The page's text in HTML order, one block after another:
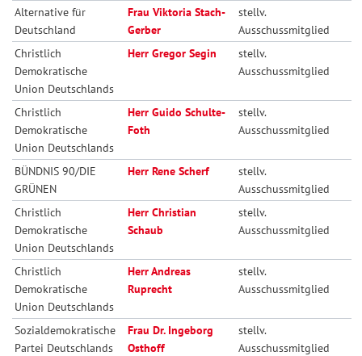
Alternative für
Deutschland
Frau Viktoria Stach-
Gerber
stellv.
Ausschussmitglied
Christlich
Demokratische
Union Deutschlands
Herr Gregor Segin
stellv.
Ausschussmitglied
Christlich
Demokratische
Union Deutschlands
Herr Guido Schulte-
Foth
stellv.
Ausschussmitglied
BÜNDNIS 90/DIE
GRÜNEN
Herr Rene Scherf
stellv.
Ausschussmitglied
Christlich
Demokratische
Union Deutschlands
Herr Christian
Schaub
stellv.
Ausschussmitglied
Christlich
Demokratische
Union Deutschlands
Herr Andreas
Ruprecht
stellv.
Ausschussmitglied
Sozialdemokratische
Partei Deutschlands
Frau Dr. Ingeborg
Osthoff
stellv.
Ausschussmitglied